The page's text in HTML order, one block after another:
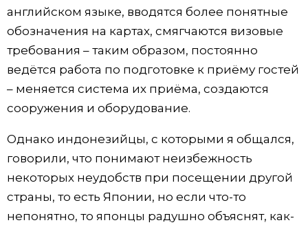
английском языке, вводятся более понятные
обозначения на картах, смягчаются визовые
требования – таким образом, постоянно
ведётся работа по подготовке к приёму гостей
– меняется система их приёма, создаются
сооружения и оборудование.
Однако индонезийцы, с которыми я общался,
говорили, что понимают неизбежность
некоторых неудобств при посещении другой
страны, то есть Японии, но если что-то
непонятно, то японцы радушно объяснят, как-